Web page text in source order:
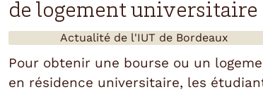
de logement universitaire
Actualité de l'IUT de Bordeaux
Pour obtenir une bourse ou un
en résidence universitaire, les